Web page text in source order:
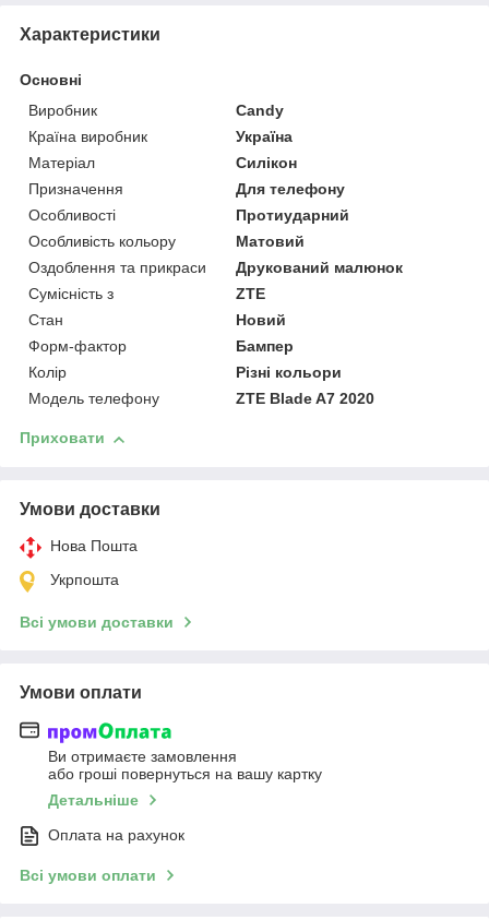
Характеристики
Основні
Виробник
Candy
Країна виробник
Україна
Матеріал
Силікон
Призначення
Для телефону
Особливості
Протиударний
Особливість кольору
Матовий
Оздоблення та прикраси
Друкований малюнок
Сумісність з
ZTE
Стан
Новий
Форм-фактор
Бампер
Колір
Різні кольори
Модель телефону
ZTE Blade A7 2020
Приховати
Умови доставки
Нова Пошта
Укрпошта
Всі умови доставки
Умови оплати
Ви отримаєте замовлення
або гроші повернуться на вашу картку
Детальніше
Оплата на рахунок
Всі умови оплати